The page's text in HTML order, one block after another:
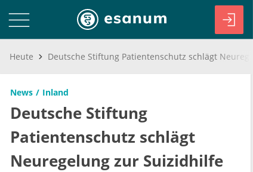
Heute
News Inland
Deutsche Stiftung
Patientenschutz schlägt
Neuregelung zur Suizidhilfe